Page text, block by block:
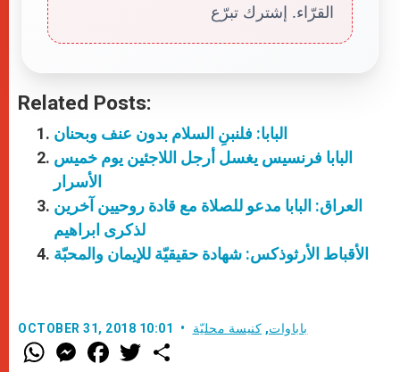
القرّاء. إشترك تبرّع
Related Posts:
البابا: فلنبنِ السلام بدون عنف وبحنان
البابا فرنسيس يغسل أرجل اللاجئين يوم خميس
الأسرار
العراق: البابا مدعو للصلاة مع قادة روحيين آخرين
لذكرى ابراهيم
الأقباط الأرثوذكس: شهادة حقيقيّة للإيمان والمحبّة
OCTOBER 31, 2018 10:01 باباوات, كنيسة محليّة
W
h
M
e
F
a w